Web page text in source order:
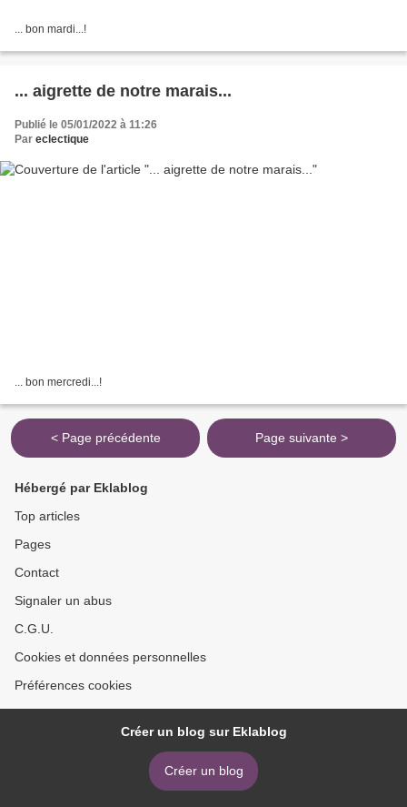
... bon mardi...!
... aigrette de notre marais...
Publié le 05/01/2022 à 11:26
Par eclectique
... bon mercredi...!
< Page précédente Page suivante >
Hébergé par Eklablog
Top articles
Pages
Contact
Signaler un abus
C.G.U.
Cookies et données personnelles
Préférences cookies
Créer un blog sur Eklablog
Créer un blog